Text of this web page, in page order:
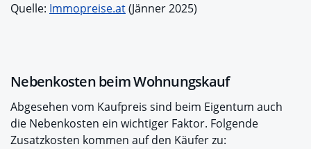
Quelle: Immopreise.at(Jänner 2025)
Nebenkosten beim Wohnungskauf
Abgesehen vom Kaufpreis sind beim Eigentum auch
die Nebenkosten ein wichtiger Faktor. Folgende
Zusatzkosten kommen auf den Käufer zu: